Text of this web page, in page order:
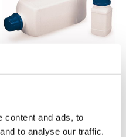
content and ads, to
to analyse our traffic.
next order